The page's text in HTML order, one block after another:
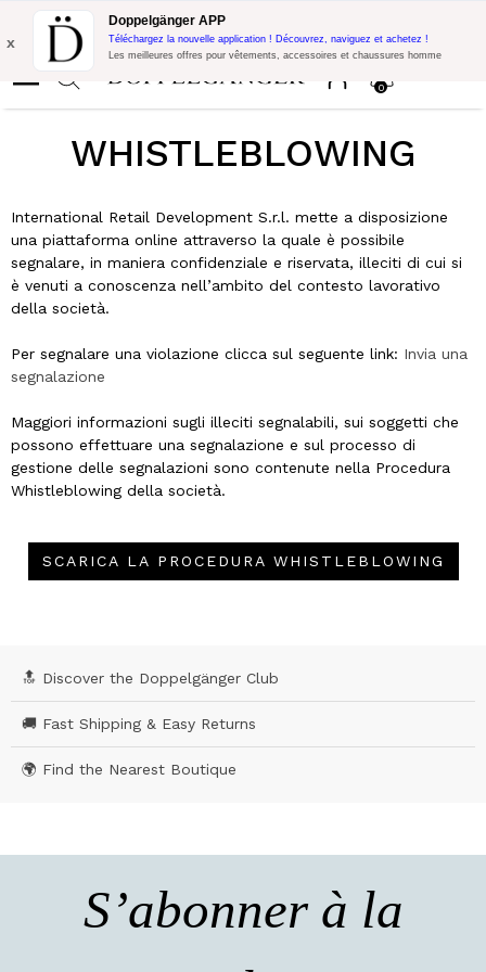
Promo Flash: 10% de réduction supplémentaire sur 300€ d'achat
avec le code:
0
x
Doppelgänger APP
Téléchargez la nouvelle application ! Découvrez, naviguez et achetez !
Les meilleures offres pour vêtements, accessoires et chaussures homme
WHISTLEBLOWING
International Retail Development S.r.l. mette a disposizione
una piattaforma online attraverso la quale è possibile
segnalare, in maniera confidenziale e riservata, illeciti di cui si
è venuti a conoscenza nell’ambito del contesto lavorativo
della società.
Per segnalare una violazione clicca sul seguente link: Invia una
segnalazione
Maggiori informazioni sugli illeciti segnalabili, sui soggetti che
possono effettuare una segnalazione e sul processo di
gestione delle segnalazioni sono contenute nella Procedura
Whistleblowing della società.
SCARICA LA PROCEDURA WHISTLEBLOWING
🔝 Discover the Doppelgänger Club
🚚 Fast Shipping & Easy Returns
🌍 Find the Nearest Boutique
S’abonner à la